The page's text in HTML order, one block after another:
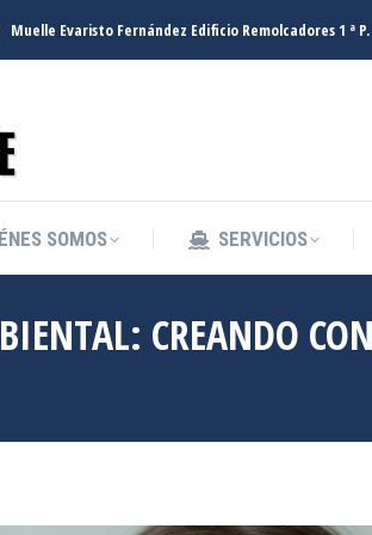
Muelle Evaristo Fernández Edificio Remolcadores 1 ª
SOMOS SERVICIOS
CREANDO
SOMOS SERVICIOS